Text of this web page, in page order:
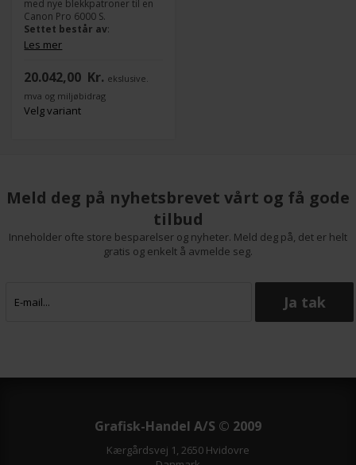
med nye blekkpatroner til en
Canon Pro 6000 S.
Settet består av:
1x Canon Cyan PFI-1700C
1x Canon Magenta PFI-1700M
1x Canon Matte Black PFI-
1700MBK
1x Canon Photo Black PFI-
1x Canon Yellow PFI-1700Y
Les mer
20.042,00 Kr. ekslusive.
mva og miljøbidrag
Velg variant
Meld deg på nyhetsbrevet vårt og få gode
tilbud
Inneholder ofte store besparelser og nyheter. Meld deg på, det er helt
gratis og enkelt å avmelde seg.
Grafisk-Handel A/S © 2009
Kærgårdsvej 1, 2650 Hvidovre